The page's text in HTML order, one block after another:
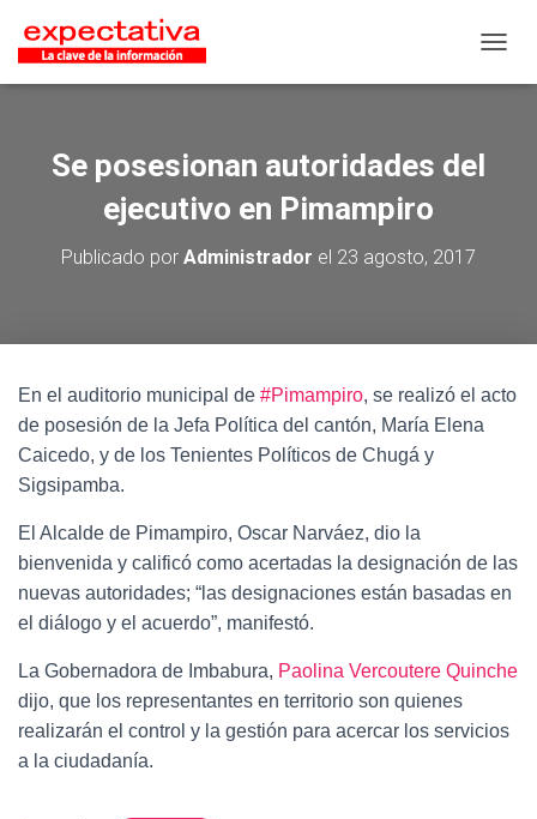
Se posesionan autoridades del
ejecutivo en Pimampiro
Publicado por Administrador el 23 agosto, 2017
En el auditorio municipal de #Pimampiro, se realizó el acto
de posesión de la Jefa Política del cantón, María Elena
Caicedo, y de los Tenientes Políticos de Chugá y
Sigsipamba.
El Alcalde de Pimampiro, Oscar Narváez, dio la
bienvenida y calificó como acertadas la designación de las
nuevas autoridades; “las designaciones están basadas en
el diálogo y el acuerdo”, manifestó.
La Gobernadora de Imbabura, Paolina Vercoutere Quinche
dijo, que los representantes en territorio son quienes
realizarán el control y la gestión para acercar los servicios
a la ciudadanía.